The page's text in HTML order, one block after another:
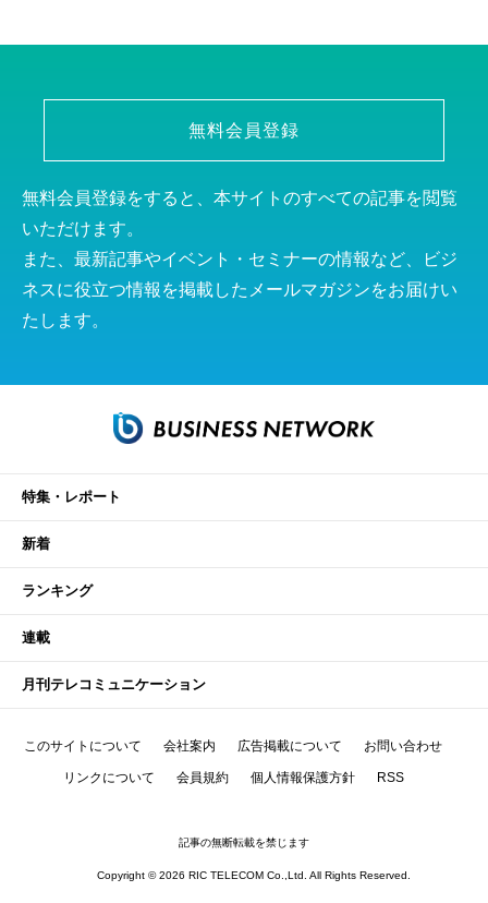
無料会員登録
無料会員登録をすると、本サイトのすべての記事を閲覧
いただけます。
また、最新記事やイベント・セミナーの情報など、ビジ
ネスに役立つ情報を掲載したメールマガジンをお届けい
たします。
特集・レポート
新着
ランキング
連載
月刊テレコミュニケーション
このサイトについて 会社案内 広告掲載について お問い合わせ
リンクについて 会員規約 個人情報保護方針 RSS
記事の無断転載を禁じます
Copyright © 2026 RIC TELECOM Co.,Ltd. All Rights Reserved.